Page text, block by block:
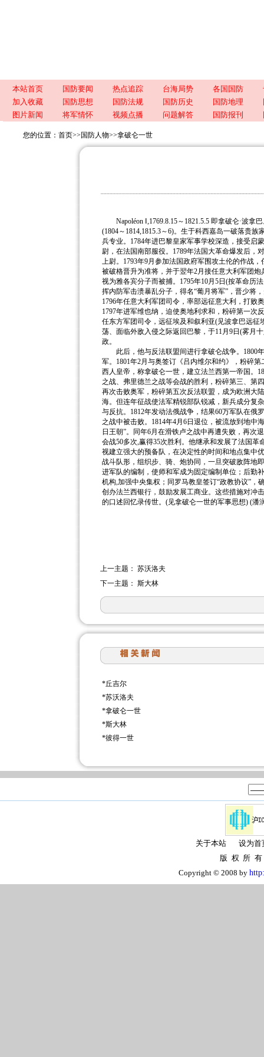
本站首页 国防要闻 热点追踪 台海局势 各国国防
加入收藏
国防思想 国防法规 国防历史 国防地理
图片新闻
将军情怀 视频点播 问题解答 国防报刊
您的位置： 首页>> 国防人物>>拿破仑一世
Napoléon Ⅰ,1769.8.15～1821.5.5 即拿破仑·波拿
(1804～1814,1815.3～6)。 生于科西嘉岛一破落贵族
兵专业。1784年进巴黎皇家军事学校深造，接受启
尉，在法国南部服役。1789年法国大革命爆发后，
上尉。1793年9月参加法国政府军围攻土伦的作战
被破格晋升为准将，并于翌年2月接任意大利军团
视为雅各宾分子而被捕。1795年10月5日(按革命历
挥内防军击溃暴乱分子，得名“葡月将军”，晋少将
1796年任意大利军团司令，率部远征意大利，打败
1797年进军维也纳，迫使奥地利求和，粉碎第一次
任东方军团司令，远征埃及和叙利亚(见波拿巴远征
荡、面临外敌入侵之际返回巴黎，于11月9日(雾月
政。
此后，他与反法联盟间进行拿破仑战争。1800
军。1801年2月与奥签订《吕内维尔和约》，粉碎
西人皇帝，称拿破仑一世，建立法兰西第一帝国。
之战、弗里德兰之战等会战的胜利，粉碎第三、第
再次击败奥军，粉碎第五次反法联盟，成为欧洲大
海。但连年征战使法军精锐部队锐减，新兵成分复
与反抗。1812年发动法俄战争，结果60万军队在俄
之战中被击败。1814年4月6日退位，被流放到地中
日王朝”。同年6月在滑铁卢之战中再遭失败，再次
会战50多次,赢得35次胜利。他继承和发展了法国
视建立强大的预备队，在决定性的时间和地点集中
战斗队形，组织步、骑、炮协同，一旦突破敌阵地
进军队的编制，使师和军成为固定编制单位；后勤
机构,加强中央集权；同罗马教皇签订“政教协议”
创办法兰西银行，鼓励发展工商业。这些措施对冲
的口述回忆录传世。(见拿破仑一世的军事思想) (潘
上一主题： 苏沃洛夫
下一主题： 斯大林
*丘吉尔
*苏沃洛夫
*拿破仑一世
*斯大林
*彼得一世